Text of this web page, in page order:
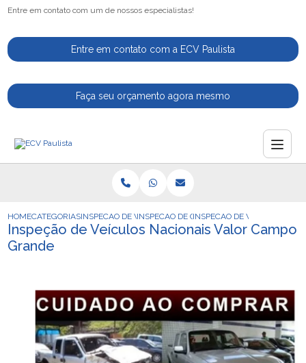
Entre em contato com um de nossos especialistas!
Entre em contato com a ECV Paulista
Faça seu orçamento agora mesmo
HOMECATEGORIASINSPECAO DE VEICULOSINSPECAO DE CARROSINSPECAO DE VEICULOS
Inspeção de Veículos Nacionais Valor Campo
Grande